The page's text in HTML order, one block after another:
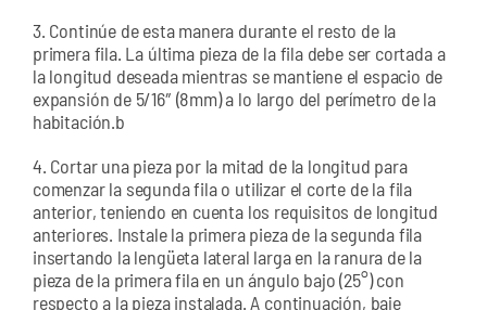
3. Continúe de esta manera durante el resto de la
primera fila. La última pieza de la fila debe ser cortada a
la longitud deseada mientras se mantiene el espacio de
expansión de 5/16″ (8mm) a lo largo del perímetro de la
habitación.b
4. Cortar una pieza por la mitad de la longitud para
comenzar la segunda fila o utilizar el corte de la fila
anterior, teniendo en cuenta los requisitos de longitud
anteriores. Instale la primera pieza de la segunda fila
insertando la lengüeta lateral larga en la ranura de la
pieza de la primera fila en un ángulo bajo (25°) con
respecto a la pieza instalada. A continuación, baje